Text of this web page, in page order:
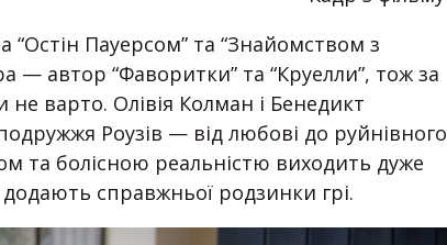
“Остін Пауерсом” та “Знайомством з
— автор “Фаворитки” та “Круелли”, тож за
варто. Олівія Колман і Бенедикт
Роузів — від любові до руйнівного
та болісною реальністю виходить дуже
справжньої родзинки грі.